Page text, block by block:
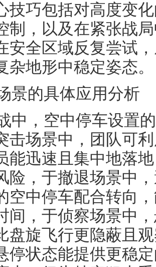
技巧包括对高度变
制，以及在紧张战
安全区域反复尝试
杂地形中稳定姿态。
景的具体应用分析
中，空中停车设置
击场景中，团队可
能迅速且集中地落
险，于撤退场景中
空中停车配合转向
间，于侦察场景中
盘旋飞行更隐蔽且
停状态能提供更稳